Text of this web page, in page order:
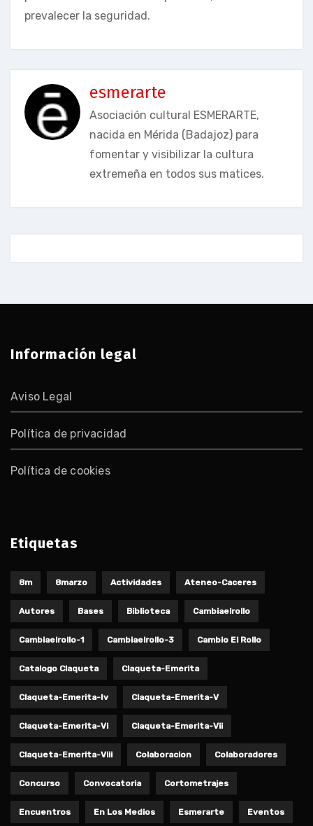
prevalecer la seguridad.
esmerarte
Asociación cultural ESMERARTE,
nacida en Mérida (Badajoz) para
fomentar y visibilizar la cultura
extremeña en todos sus matices.
Información legal
Aviso Legal
Política de privacidad
Política de cookies
Etiquetas
8m 8marzo Actividades Ateneo-Caceres
Autores Bases Biblioteca Cambiaelrollo
Cambiaelrollo-1 Cambiaelrollo-3 Cambio El Rollo
Catalogo Claqueta Claqueta-Emerita
Claqueta-Emerita-Iv Claqueta-Emerita-V
Claqueta-Emerita-Vi Claqueta-Emerita-Vii
Claqueta-Emerita-Viii Colaboracion Colaboradores
Concurso Convocatoria Cortometrajes
Encuentros En Los Medios Esmerarte Eventos